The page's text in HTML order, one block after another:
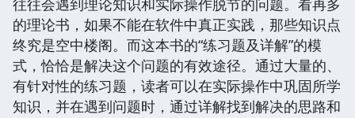
往往会遇到理论知识和实际操作脱节的问题。看再多
的理论书，如果不能在软件中真正实践，那些知识点
终究是空中楼阁。而这本书的“练习题及详解”的模
式，恰恰是解决这个问题的有效途径。通过大量的、
有针对性的练习题，读者可以在实际操作中巩固所学
知识，并在遇到问题时，通过详解找到解决的思路和